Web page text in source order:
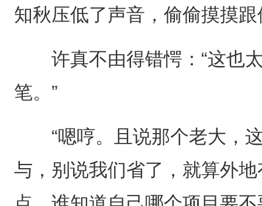
知秋压低了声音，偷偷摸摸
许真不由得错愕：“这也太
笔。”
“嗯哼。且说那个老大，这
与，别说我们省了，就算外